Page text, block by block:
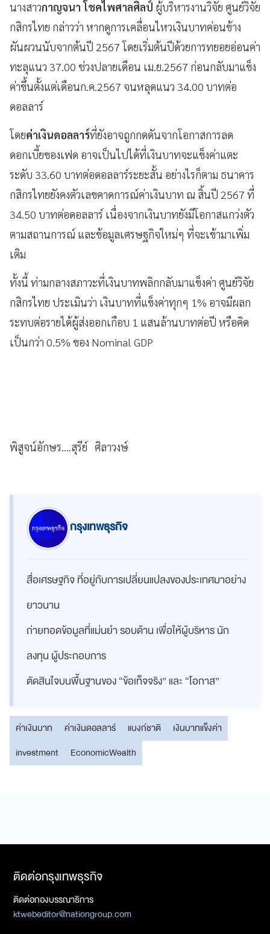
นางสาวกาญจนา โชคไพศาลศิลป์ ผู้บริหารงานวิจัย ศูนย์วิจัย
กสิกรไทย กล่าวว่า หากดูการเคลื่อนไหวเงินบาทค่อนข้าง
ผันผวนนับจากต้นปี 2567 โดยเริ่มต้นปีด้วยการทยอยอ่อนค่า
ทะลุแนว 37.00 ช่วงปลายเดือน เม.ย.2567 ก่อนกลับมาแข็ง
ค่าขึ้นตั้งแต่เดือนก.ค.2567 จนหลุดแนว 34.00 บาทต่อ
ดอลลาร์
โดยค่าเงินดอลลาร์ที่ยังอาจถูกกดดันจากโอกาสการลด
ดอกเบี้ยของเฟด อาจเป็นไปได้ที่เงินบาทจะแข็งค่าแตะ
ระดับ 33.60 บาทต่อดอลลาร์ระยะสั้น อย่างไรก็ตาม ธนาคาร
กสิกรไทยยังคงตัวเลขคาดการณ์ค่าเงินบาท ณ สิ้นปี 2567 ที่
34.50 บาทต่อดอลลาร์ เนื่องจากเงินบาทยังมีโอกาสแกว่งตัว
ตามสถานการณ์ และข้อมูลเศรษฐกิจใหม่ๆ ที่จะเข้ามาเพิ่ม
เติม
ทั้งนี้ ท่ามกลางสภาวะที่เงินบาทพลิกกลับมาแข็งค่า ศูนย์วิจัย
กสิกรไทย ประเมินว่า เงินบาทที่แข็งค่าทุกๆ 1% อาจมีผลก
ระทบต่อรายได้ผู้ส่งออกเกือบ 1 แสนล้านบาทต่อปี หรือคิด
เป็นกว่า 0.5% ของ Nominal GDP
พิสูจน์อักษร....สุรีย์ ศิลาวงษ์
กรุงเทพธุรกิจ
สื่อเศรษฐกิจ ที่อยู่กับการเปลี่ยนแปลงของประเทศมาอย่าง
ยาวนาน
ถ่ายทอดข้อมูลที่แม่นยำ รอบด้าน เพื่อให้ผู้บริหาร นัก
ลงทุน ผู้ประกอบการ
ตัดสินใจบนพื้นฐานของ “ข้อเท็จจริง” และ “โอกาส”
ค่าเงินบาท ค่าเงินดอลลาร์ แบงก์ชาติ
เงินบาทแข็งค่า
investment
EconomicWealth
ติดต่อกรุงเทพธุรกิจ
ติดต่อกองบรรณาธิการ
ktwebeditor@nationgroup.com